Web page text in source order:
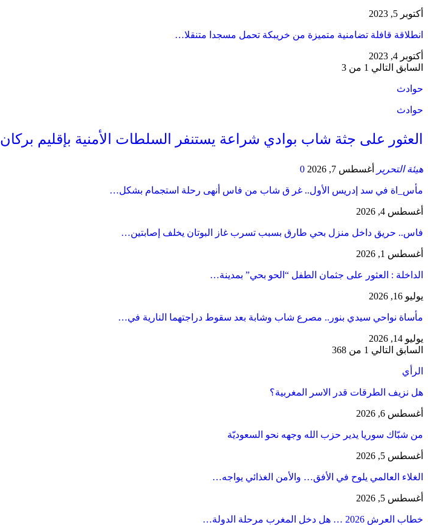
أكتوبر 5, 2023
انطلاقة قافلة تضامنية متميزة من خريبكة تحمل مسجدا متنقلا…
أكتوبر 4, 2023
السابق التالي 1 من 3
حوادث
حوادث
العثور على جثة شاب بوادي شراعة يستنفر السلطات الأمنية بإقليم بركان
هيئة التحرير أغسطس 7, 2026 0
مأس_اة في سد إدريس الأول.. غر ق شاب من فاس أنهى رحلة استجمام بشكل…
أغسطس 4, 2026
فاس.. حريق داخل منزل بحي طارق بسبب تسرب غاز البوتان يخلف إصابتين…
أغسطس 1, 2026
​الداخلة : العثور على جثمان الطفل “الحو بحي” بمدينة…
يوليو 16, 2026
مأساة نواحي سيدي بنور.. مصرع شاب وشابة بعد سقوط دراجتهما النارية في…
يوليو 14, 2026
السابق التالي 1 من 368
الرأي
هل نزيف الطرقات قدر الاسر المغربية؟
أغسطس 6, 2026
من شبّاك سوريا يدير حزب الله وجهه نحو السعوديّة
أغسطس 5, 2026
الغلاء العالمي يلوح في الأفق… والأمن الغذائي يواجه…
أغسطس 5, 2026
خطاب العرش 2026 … هل دخل المغرب مرحلة الدولة…